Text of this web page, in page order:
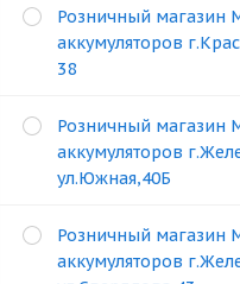
Розничный магазин
аккумуляторов
38
Розничный магазин
аккумуляторов
ул.Южная,40Б
Розничный магазин
аккумуляторов